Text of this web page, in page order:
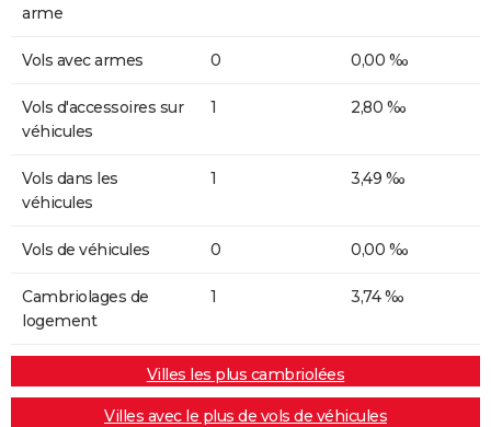
arme
Vols avec armes 0 0,00 ‰
Vols d'accessoires sur
véhicules
1 2,80 ‰
Vols dans les
véhicules
1 3,49 ‰
Vols de véhicules 0 0,00 ‰
Cambriolages de
logement
1 3,74 ‰
Villes les plus cambriolées
Villes avec le plus de vols de véhicules